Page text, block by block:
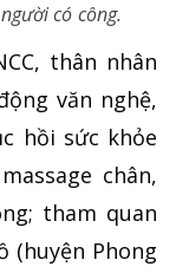
có công.
thân nhân
văn nghệ,
hồi sức khỏe
chân,
tham quan
(huyện Phong